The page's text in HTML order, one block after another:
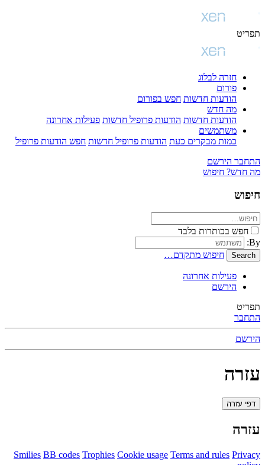
תפריט
חזרה לבלוג
פורום
הודעות חדשות חפש בפורום
מה חדש
הודעות חדשות הודעות פרופיל חדשות פעילות אחרונה
משתמשים
כמות מבקרים כעת הודעות פרופיל חדשות חפש הודעות פרופיל
התחבר הירשם
מה חדש? חיפוש
חיפוש
חפש בכותרות בלבד
By:
Search חיפוש מתקדם…
פעילות אחרונה
הירשם
תפריט
התחבר
הירשם
עזרה
דפי עזרה
עזרה
Smilies BB codes Trophies Cookie usage Terms and rules Privacy